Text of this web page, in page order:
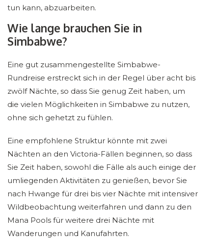
tun kann, abzuarbeiten.
Wie lange brauchen Sie in
Simbabwe?
Eine gut zusammengestellte Simbabwe-
Rundreise erstreckt sich in der Regel über acht bis
zwölf Nächte, so dass Sie genug Zeit haben, um
die vielen Möglichkeiten in Simbabwe zu nutzen,
ohne sich gehetzt zu fühlen.
Eine empfohlene Struktur könnte mit zwei
Nächten an den Victoria-Fällen beginnen, so dass
Sie Zeit haben, sowohl die Fälle als auch einige der
umliegenden Aktivitäten zu genießen, bevor Sie
nach Hwange für drei bis vier Nächte mit intensiver
Wildbeobachtung weiterfahren und dann zu den
Mana Pools für weitere drei Nächte mit
Wanderungen und Kanufahrten.